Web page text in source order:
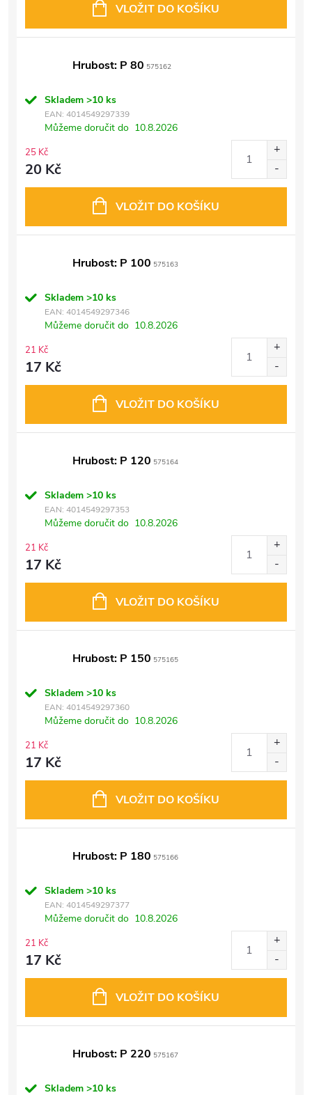
VLOŽIT DO KOŠÍKU
Hrubost: P 80 575162
Skladem >10 ks
EAN: 4014549297339
Můžeme doručit do 10.8.2026
25 Kč
20 Kč
VLOŽIT DO KOŠÍKU
Hrubost: P 100 575163
Skladem >10 ks
EAN: 4014549297346
Můžeme doručit do 10.8.2026
21 Kč
17 Kč
VLOŽIT DO KOŠÍKU
Hrubost: P 120 575164
Skladem >10 ks
EAN: 4014549297353
Můžeme doručit do 10.8.2026
21 Kč
17 Kč
VLOŽIT DO KOŠÍKU
Hrubost: P 150 575165
Skladem >10 ks
EAN: 4014549297360
Můžeme doručit do 10.8.2026
21 Kč
17 Kč
VLOŽIT DO KOŠÍKU
Hrubost: P 180 575166
Skladem >10 ks
EAN: 4014549297377
Můžeme doručit do 10.8.2026
21 Kč
17 Kč
VLOŽIT DO KOŠÍKU
Hrubost: P 220 575167
Skladem >10 ks